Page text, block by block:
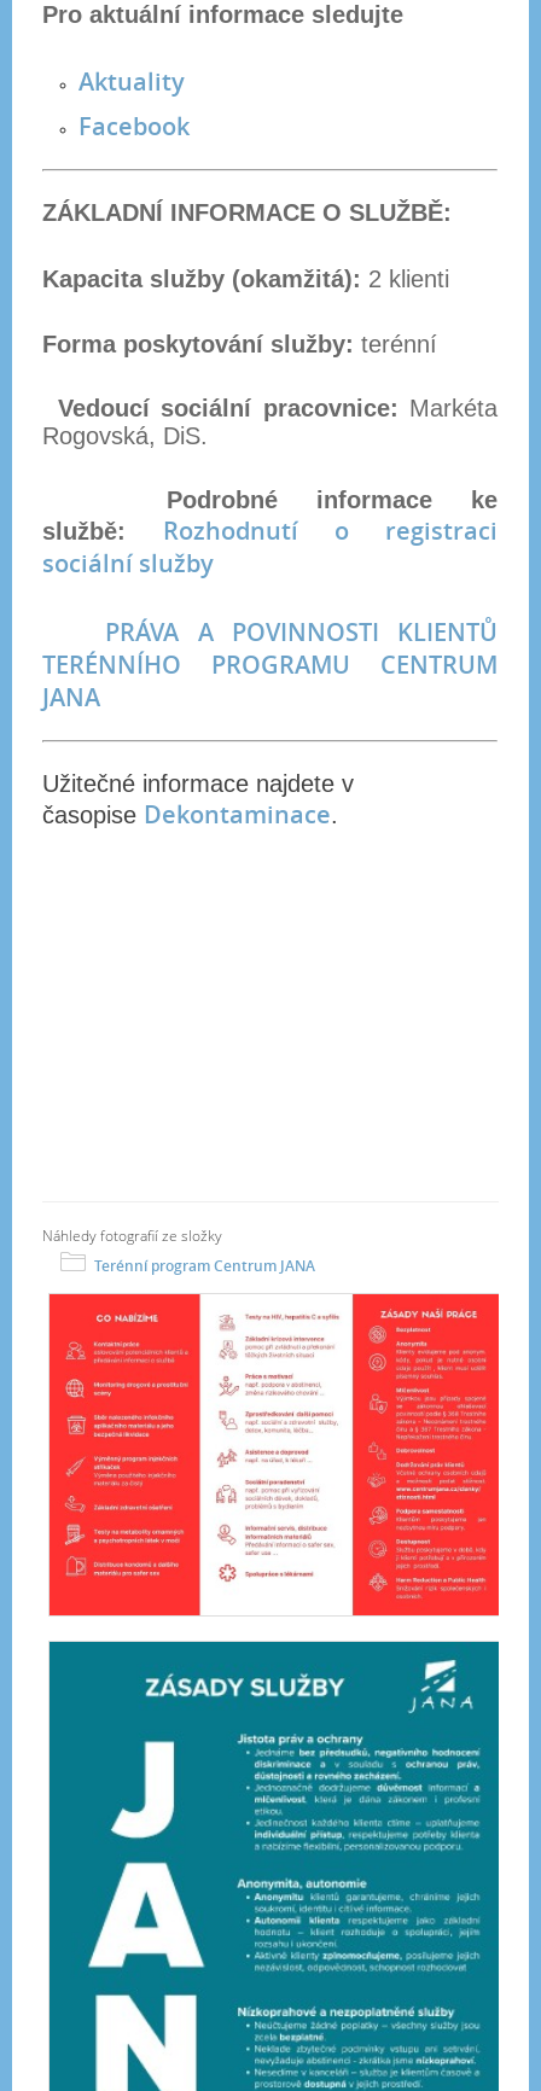
Pro aktuální informace sledujte
Aktuality
Facebook
ZÁKLADNÍ INFORMACE O SLUŽBĚ:
Kapacita služby (okamžitá): 2 klienti
Forma poskytování služby: terénní
Vedoucí sociální pracovnice: Markéta
Rogovská, DiS.
Podrobné informace ke
službě:
Rozhodnutí o registraci
sociální služby
PRÁVA A POVINNOSTI KLIENTŮ
TERÉNNÍHO PROGRAMU CENTRUM
JANA
Užitečné informace najdete v
časopise Dekontaminace.
Náhledy fotografií ze složky
Terénní program Centrum JANA